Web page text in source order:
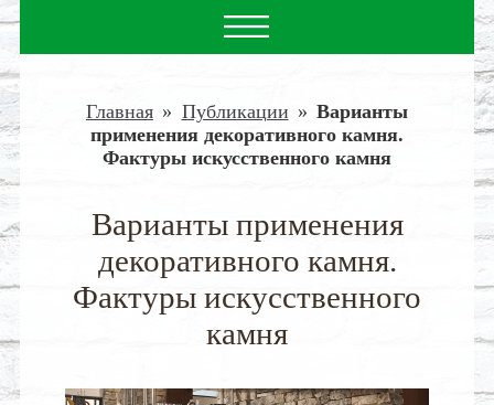
Главная » Публикации » Варианты
применения декоративного камня.
Фактуры искусственного камня
Варианты применения
декоративного камня.
Фактуры искусственного
камня